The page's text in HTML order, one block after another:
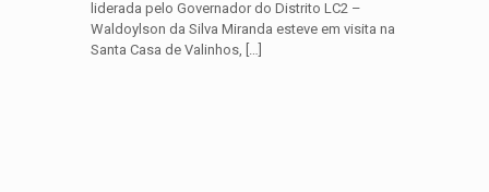
liderada pelo Governador do Distrito LC2 –
Waldoylson da Silva Miranda esteve em visita na
Santa Casa de Valinhos, […]